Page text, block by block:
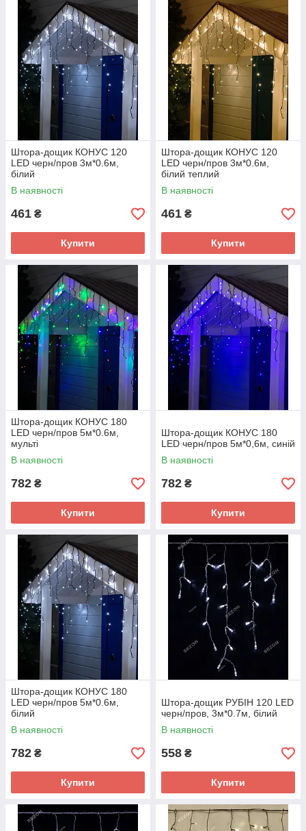
Штора-дощик КОНУС 120
LED черн/пров 3м*0.6м,
білий
В наявності
461 ₴
Купити
Штора-дощик КОНУС 120
LED черн/пров 3м*0.6м,
білий теплий
В наявності
461 ₴
Купити
Штора-дощик КОНУС 180
LED черн/пров 5м*0.6м,
мульті
В наявності
782 ₴
Купити
Штора-дощик КОНУС 180
LED черн/пров 5м*0,6м, синій
В наявності
782 ₴
Купити
Штора-дощик КОНУС 180
LED черн/пров 5м*0.6м,
білий
В наявності
782 ₴
Купити
Штора-дощик РУБІН 120 LED
черн/пров, 3м*0.7м, білий
В наявності
558 ₴
Купити